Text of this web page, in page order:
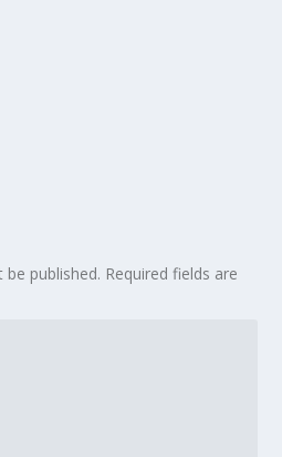
published. Required fields are